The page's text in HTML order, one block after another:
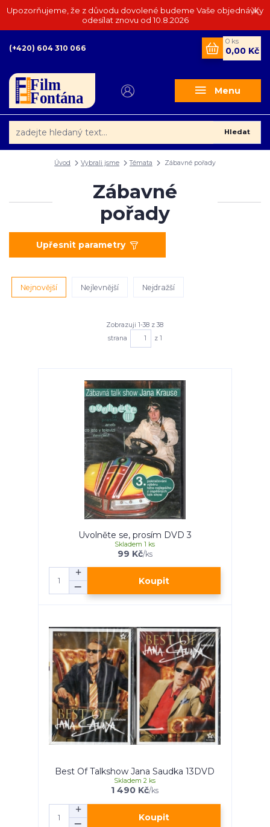
Upozorňujeme, že z důvodu dovolené budeme Vaše objednávky
odesílat znovu od 10.8.2026
Menu
Hledat
(+420) 604 310 066
0 ks
0,00 Kč
Úvod Vybrali jsme Témata Zábavné pořady
Zábavné
pořady
Upřesnit parametry
Nejnovější Nejlevnější Nejdražší
Zobrazuji 1-38 z 38
strana
z 1
Uvolněte se, prosím DVD 3
99 Kč/ks
Skladem 1 ks
Koupit
Best Of Talkshow Jana Saudka 13DVD
1 490 Kč/ks
Skladem 2 ks
Koupit